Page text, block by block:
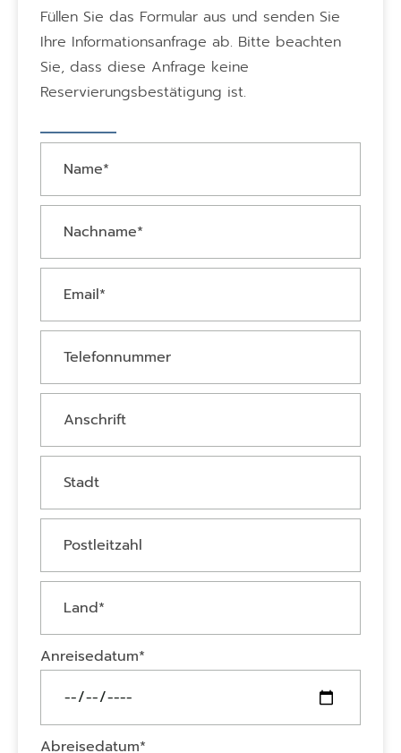
Füllen Sie das Formular aus und senden Sie
Ihre Informationsanfrage ab. Bitte beachten
Sie, dass diese Anfrage keine
Reservierungsbestätigung ist.
Anreisedatum*
Abreisedatum*